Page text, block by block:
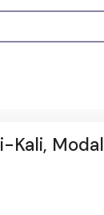
Kali, Modal